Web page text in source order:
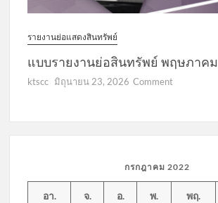
รายงานย่อแสดงสินทรัพย์
แบบรายงานย่อสินทรัพย์ พฤษภาคม
ktscc มิถุนายน 23, 2026 Commenton
2569
กรกฎาคม 2022
อา. จ. อ. พ. พฤ.